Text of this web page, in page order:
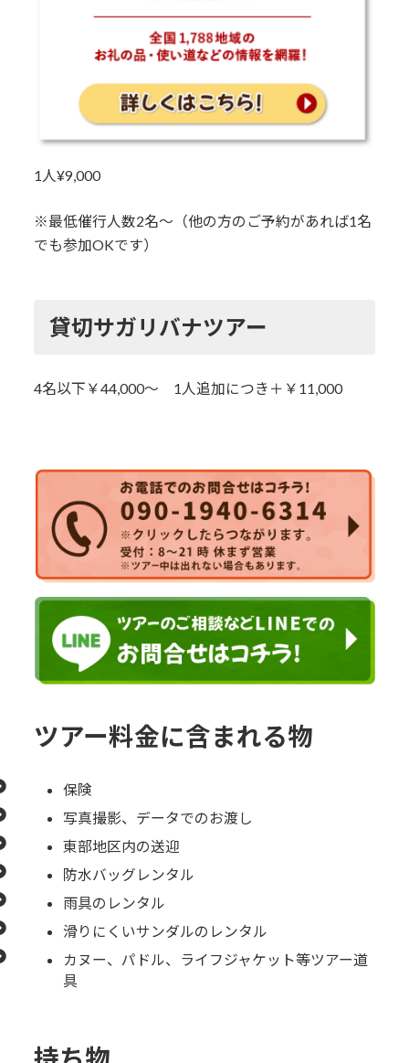
1人¥9,000
※最低催行人数2名〜（他の方のご予約があれば1名
でも参加OKです）
貸切サガリバナツアー
4名以下￥44,000～ 1人追加につき＋￥11,000
ツアー料金に含まれる物
保険
写真撮影、データでのお渡し
東部地区内の送迎
防水バッグレンタル
雨具のレンタル
滑りにくいサンダルのレンタル
カヌー、パドル、ライフジャケット等ツアー道
具